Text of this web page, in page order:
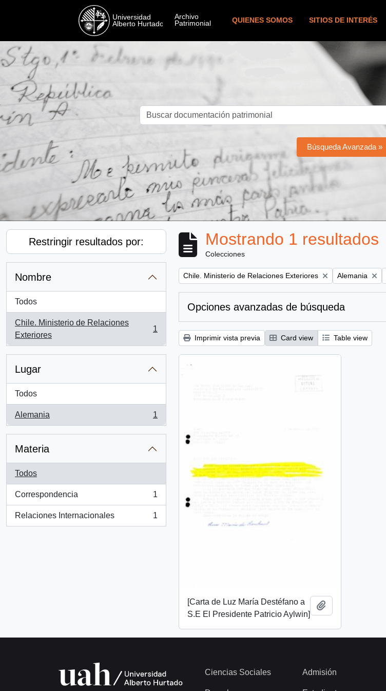
QUIENES SOMOS SITIOS DE INTERÉS
Búsqueda Avanzada »
Restringir resultados por:
Nombre
Todos
Chile. Ministerio de Relaciones
Exteriores
, 1 resultados
1
Lugar
Todos
Alemania
, 1 resultados
1
Materia
Todos
Correspondencia
, 1 resultados
1
Relaciones Internacionales
, 1 resultados
1
Mostrando 1 resultados
Colecciones
Remove filter:
Chile. Ministerio de Relaciones Exteriores Remove filter:
Alemania
Opciones avanzadas de búsqueda
Imprimir vista previa Card view Table view
[Carta de Luz María Destéfano a
S.E El Presidente Patricio Aylwin]
Ciencias Sociales Admisión